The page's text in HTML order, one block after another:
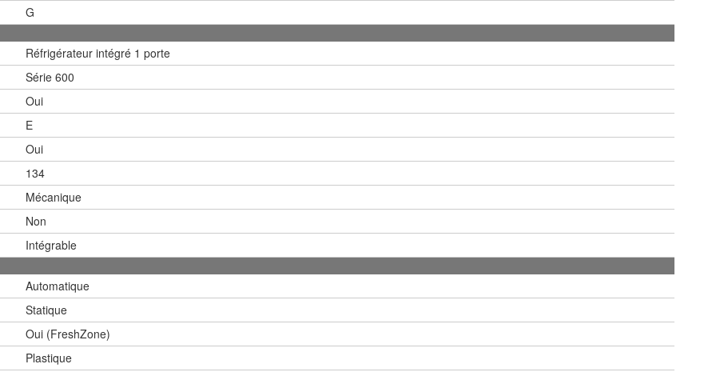
G
Réfrigérateur intégré 1 porte
Série 600
Oui
E
Oui
134
Mécanique
Non
Intégrable
Automatique
Statique
Oui (FreshZone)
Plastique